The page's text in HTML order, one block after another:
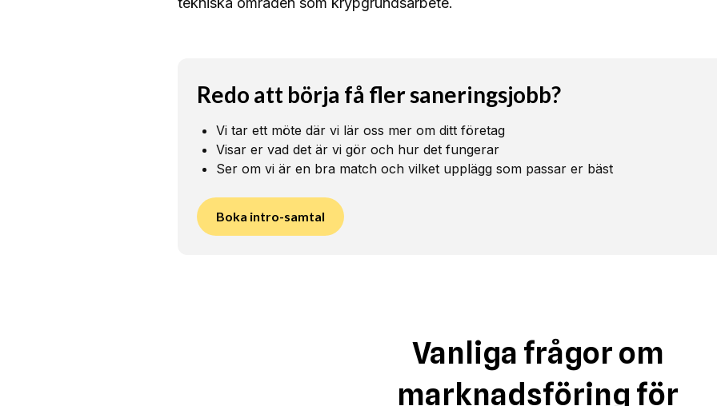
Redo att börja få fler saneringsjobb?
Vi tar ett möte där vi lär oss mer om ditt företag
Visar er vad det är vi gör och hur det fungerar
Ser om vi är en bra match och vilket upplägg som passar er bäst
Boka intro-samtal
Vanliga frågor om
marknadsföring för